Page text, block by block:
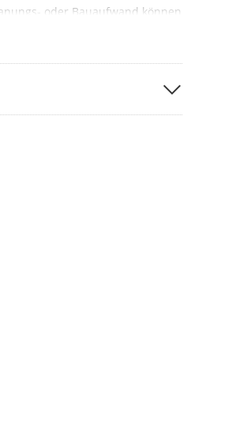
oder Bauaufwand können